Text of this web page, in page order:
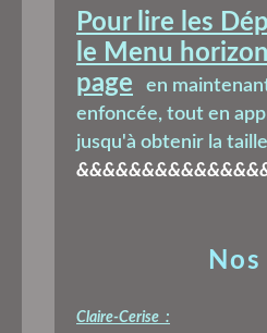
Nos
Claire-Cerise :
Pour lire les
le Menu
page
en
enfoncée, tout en
jusqu'à obtenir la